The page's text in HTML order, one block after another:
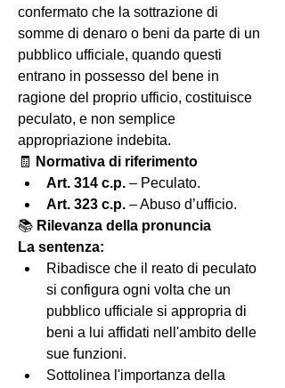
confermato che la sottrazione di
somme di denaro o beni da parte di un
pubblico ufficiale, quando questi
entrano in possesso del bene in
ragione del proprio ufficio, costituisce
peculato, e non semplice
appropriazione indebita.
🧾
Normativa di riferimento
Art. 314 c.p. – Peculato.
Art. 323 c.p. – Abuso d’ufficio.
📚 Rilevanza della pronuncia
La sentenza:
Ribadisce che il reato di peculato
si configura ogni volta che un
pubblico ufficiale si appropria di
beni a lui affidati nell'ambito delle
sue funzioni.
Sottolinea l'importanza della